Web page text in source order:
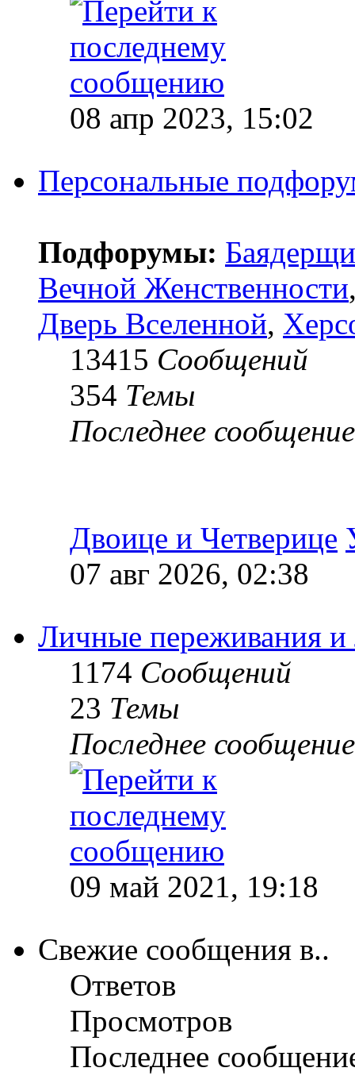
08 апр 2023, 15:02
Персональные
Подфорумы:
Вечной Женственности
Дверь Вселенной,
13415 Сообщений
354 Темы
Последнее сообщение
Двоице и Четверице
07 авг 2026, 02:38
Личные переживания
1174 Сообщений
23 Темы
Последнее сообщение
09 май 2021, 19:18
Свежие сообщения в..
Ответов
Просмотров
Последнее